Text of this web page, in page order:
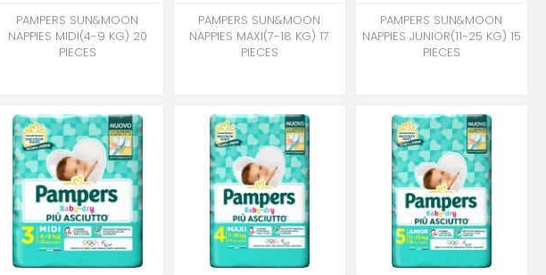
PAMPERS SUN&MOON
NAPPIES MIDI(4-9 KG) 20
PIECES
PAMPERS SUN&MOON
NAPPIES MAXI(7-18 KG) 17
PIECES
PAMPERS SUN&MOON
NAPPIES JUNIOR(11-25 KG) 15
PIECES